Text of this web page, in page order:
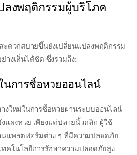
ลงพฤติกรรมผู้บริโภค
ะดวกสบายขึ้นยังเปลี่ยนแปลงพฤติกรรม
างเห็นได้ชัด ซึ่งรวมถึง:
นการซื้อหวยออนไลน์
งใหม่ในการซื้อหวยผ่านระบบออนไลน์
แผงหวย เพียงแค่ปลายนิ้วคลิก ผู้ใช้
นแพลตฟอร์มต่าง ๆ ที่มีความปลอดภัย
ทคโนโลยีการรักษาความปลอดภัยสูง